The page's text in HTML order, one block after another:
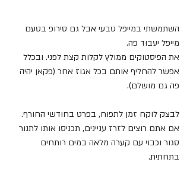
השתמשתי במייפל טבעי אבל גם סירופ בטעם
מייפל יעבוד פה.
את הפיסטוקים ממולץ לקלות קצת לפני. ובכלל
אפשר להחליף אותם בכל אגוז אחר (פקאן יהיה
פה גם מושלם).
לבצק לוקח זמן לתפוח, בפרט בחודשי החורף.
אם אתם רוצים לזרז עניינים, תכניסו אותו לתנור
סגור וכבוי עם קערה מלאה במים רותחים
בתחתית.